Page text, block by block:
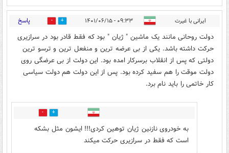
ایرانی با غیرت ۰۹:۳۳ - ۱۴۰۱/۰۶/۱۵ 28 پاسخ
دولت روحانی مانند یک ماشین " ژیان " بود که فقط قادر بود در سرازیری
حرکت داشته باشد. یکی از بی عرضه ترین و منفعل ترین و ترسو ترین
دولتی که پس از انقلاب برسرکار امده بود. این دولت از بی عرضگی روی
دولت موقت را هم سفید کرده بود. پس از این دولت هم دولت سیاسی
کار خاتمی را باید نام برد.
20
به خودروی نازنین ژیان توهین کردی!!! ایشون مثل بشکه
است که فقط در سرازیری حرکت میکند